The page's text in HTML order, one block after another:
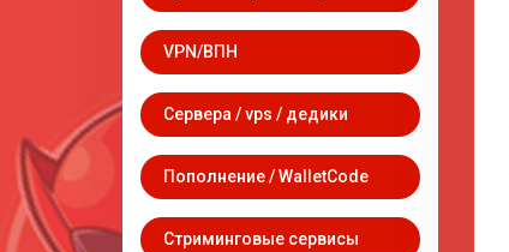
VPN/ВПН
Сервера / vps / дедики
Пополнение / WalletCode
Стриминговые сервисы